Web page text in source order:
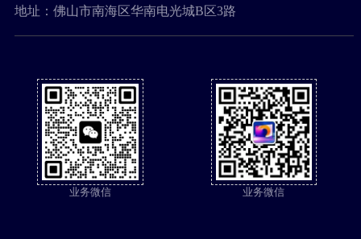
地址：佛山市南海区华南电光城B区3路
业务微信 业务微信